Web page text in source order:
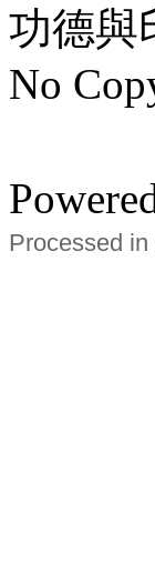
功德與
No
Processed